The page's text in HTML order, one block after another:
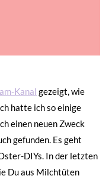
Kanal gezeigt, wie
hatte ich so einige
einen neuen Zweck
gefunden. Es geht
DIYs. In der letzten
Du aus Milchtüten